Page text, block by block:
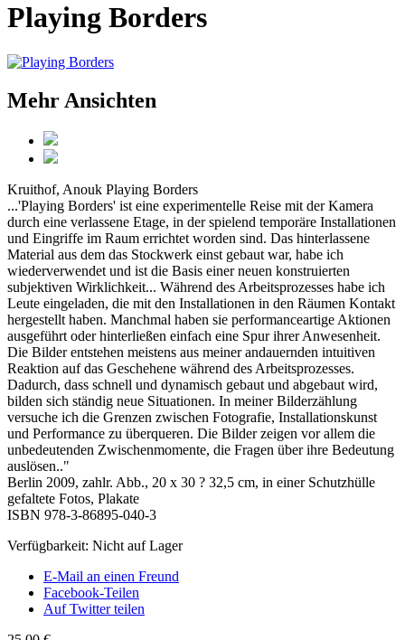
Playing Borders
Mehr Ansichten
Kruithof, Anouk Playing Borders
...'Playing Borders' ist eine experimentelle Reise mit der Kamera
durch eine verlassene Etage, in der spielend temporäre Installationen
und Eingriffe im Raum errichtet worden sind. Das hinterlassene
Material aus dem das Stockwerk einst gebaut war, habe ich
wiederverwendet und ist die Basis einer neuen konstruierten
subjektiven Wirklichkeit... Während des Arbeitsprozesses habe ich
Leute eingeladen, die mit den Installationen in den Räumen Kontakt
hergestellt haben. Manchmal haben sie performanceartige Aktionen
ausgeführt oder hinterließen einfach eine Spur ihrer Anwesenheit.
Die Bilder entstehen meistens aus meiner andauernden intuitiven
Reaktion auf das Geschehene während des Arbeitsprozesses.
Dadurch, dass schnell und dynamisch gebaut und abgebaut wird,
bilden sich ständig neue Situationen. In meiner Bilderzählung
versuche ich die Grenzen zwischen Fotografie, Installationskunst
und Performance zu überqueren. Die Bilder zeigen vor allem die
unbedeutenden Zwischenmomente, die Fragen über ihre Bedeutung
auslösen.."
Berlin 2009, zahlr. Abb., 20 x 30 ? 32,5 cm, in einer Schutzhülle
gefaltete Fotos, Plakate
ISBN 978-3-86895-040-3
Verfügbarkeit: Nicht auf Lager
E-Mail an einen Freund
Facebook-Teilen
Auf Twitter teilen